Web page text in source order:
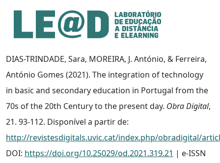
Ir para o conteúdo principal
Informações de acessibilidade
Mapa do site
DIAS-TRINDADE, Sara, MOREIRA, J. António, & Ferreira,
António Gomes (2021). The integration of technology
in basic and secondary education in Portugal from the
70s of the 20th Century to the present day. Obra Digital,
21. 93-112. Disponível a partir de:
http://revistesdigitals.uvic.cat/index.php/obradigital/
DOI: https://doi.org/10.25029/od.2021.319.21 | e-ISSN